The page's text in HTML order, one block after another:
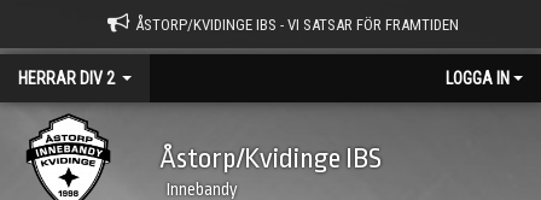
ÅSTORP/KVIDINGE IBS - VI SATSAR FÖR FRAMTIDEN
HERRAR DIV 2 LOGGA IN
Åstorp/Kvidinge IBS
Innebandy